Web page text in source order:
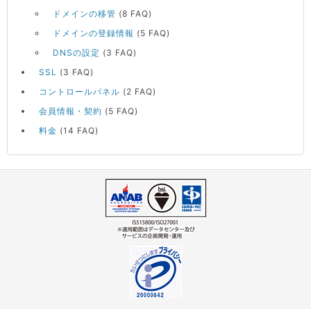
ドメインの移管 (8 FAQ)
ドメインの登録情報 (5 FAQ)
DNSの設定 (3 FAQ)
SSL
(3 FAQ)
コントロールパネル (2 FAQ)
会員情報・契約 (5 FAQ)
料金 (14 FAQ)